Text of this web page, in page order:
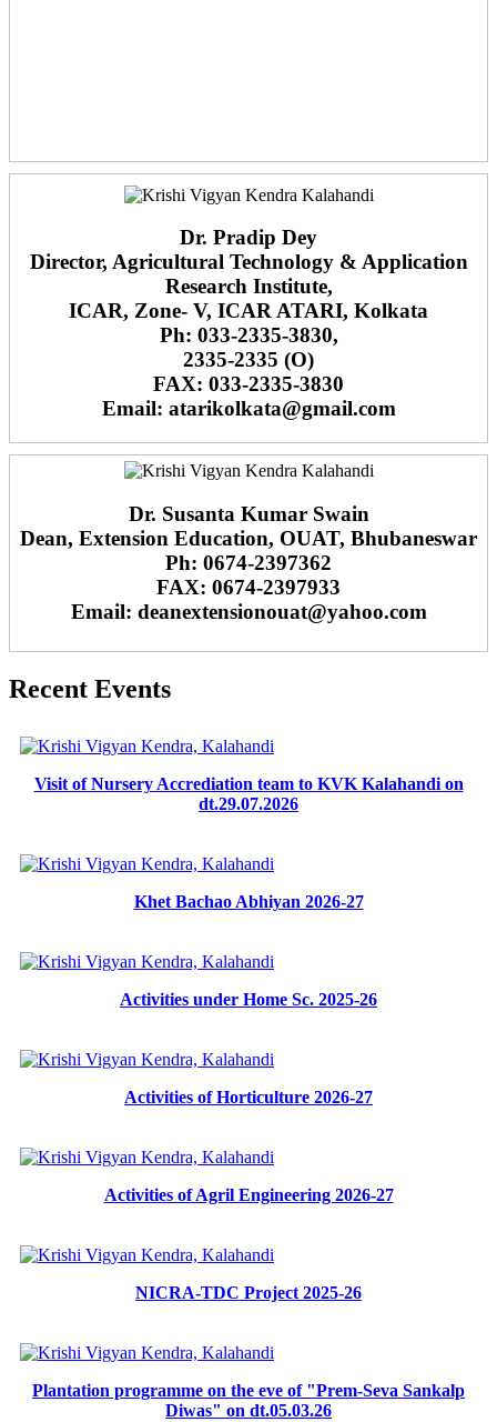
Dr. Pradip Dey
Director, Agricultural Technology & Application
Research Institute,
ICAR, Zone- V, ICAR ATARI, Kolkata
Ph: 033-2335-3830,
2335-2335 (O)
FAX: 033-2335-3830
Email: atarikolkata@gmail.com
Dr. Susanta Kumar Swain
Dean, Extension Education, OUAT, Bhubaneswar
Ph: 0674-2397362
FAX: 0674-2397933
Email: deanextensionouat@yahoo.com
Recent Events
Visit of Nursery Accrediation team to KVK Kalahandi on
dt.29.07.2026
Khet Bachao Abhiyan 2026-27
Activities under Home Sc. 2025-26
Activities of Horticulture 2026-27
Activities of Agril Engineering 2026-27
NICRA-TDC Project 2025-26
Plantation programme on the eve of "Prem-Seva Sankalp
Diwas" on dt.05.03.26